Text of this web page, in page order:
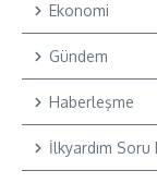
Ekonomi
Gündem
Haberleşme
İlkyardım Soru